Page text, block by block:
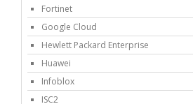
Fortinet
Google Cloud
Hewlett Packard Enterprise
Huawei
Infoblox
ISC2